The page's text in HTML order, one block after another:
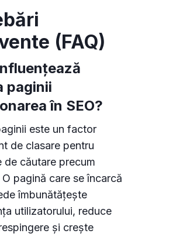
(FAQ)
paginii
în SEO?
este un factor
de clasare pentru
de căutare precum
pagină care se încarcă
îmbunătățește
utilizatorului, reduce
și crește